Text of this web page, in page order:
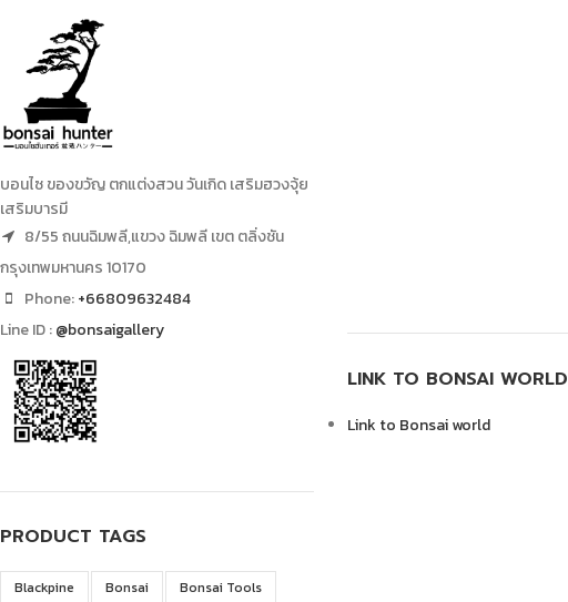
บอนไซ ของขวัญ ตกแต่งสวน วันเกิด เสริมฮวงจุ้ย
เสริมบารมี
8/55 ถนนฉิมพลี,แขวง ฉิมพลี เขต ตลิ่งชัน
กรุงเทพมหานคร 10170
Phone:+66809632484
Line ID :@bonsaigallery
PRODUCT TAGS
Blackpine Bonsai
Bonsai Tools
LINK TO BONSAI WORLD
Link to Bonsai world